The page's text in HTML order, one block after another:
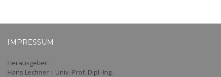
IMPRESSUM
Herausgeber:
Hans Lechner | Univ.-Prof. Dipl.-Ing.